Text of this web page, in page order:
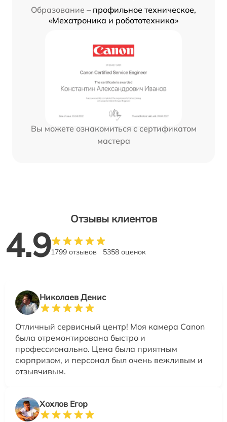
Образование – профильное техническое,
«Мехатроника и робототехника»
Вы можете ознакомиться с сертификатом
мастера
Отзывы клиентов
4.91799 отзывов 5358 оценок
Николаев Денис
Отличный сервисный центр! Моя камера Canon
была отремонтирована быстро и
профессионально. Цена была приятным
сюрпризом, и персонал был очень вежливым и
отзывчивым.
Хохлов Егор